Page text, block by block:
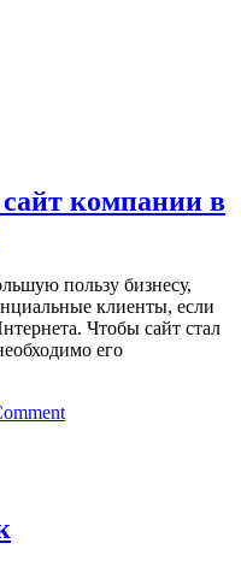
компании в
пользу бизнесу,
клиенты, если
Чтобы сайт стал
его
on